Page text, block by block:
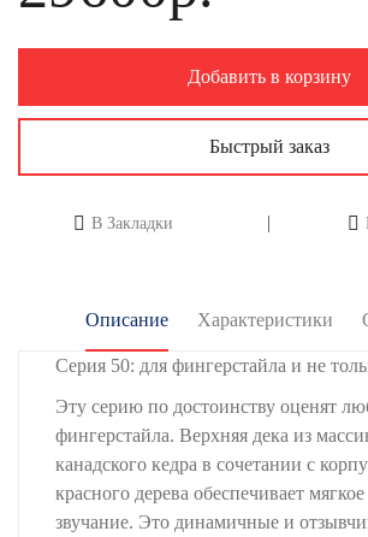
Добавить в корзину
Быстрый заказ
В Закладки
Описание Характеристики
Серия 50: для фингерстайла и не
Эту серию по достоинству оценят
фингерстайла. Верхняя дека из
канадского кедра в сочетании с
красного дерева обеспечивает
звучание. Это динамичные и